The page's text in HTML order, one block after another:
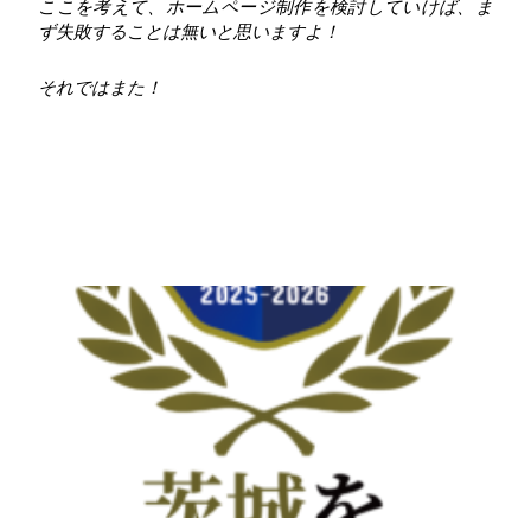
ここを考えて、ホームページ制作を検討していけば、ま
ず失敗することは無いと思いますよ！
それではまた！